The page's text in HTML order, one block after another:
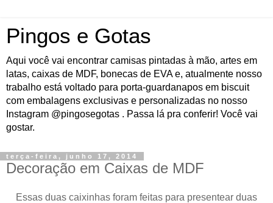
Pingos e Gotas
Aqui você vai encontrar camisas pintadas à mão, artes em
latas, caixas de MDF, bonecas de EVA e, atualmente nosso
trabalho está voltado para porta-guardanapos em biscuit
com embalagens exclusivas e personalizadas no nosso
Instagram @pingosegotas . Passa lá pra conferir! Você vai
gostar.
terça-feira, junho 17, 2014
Decoração em Caixas de MDF
Essas duas caixinhas foram feitas para presentear duas